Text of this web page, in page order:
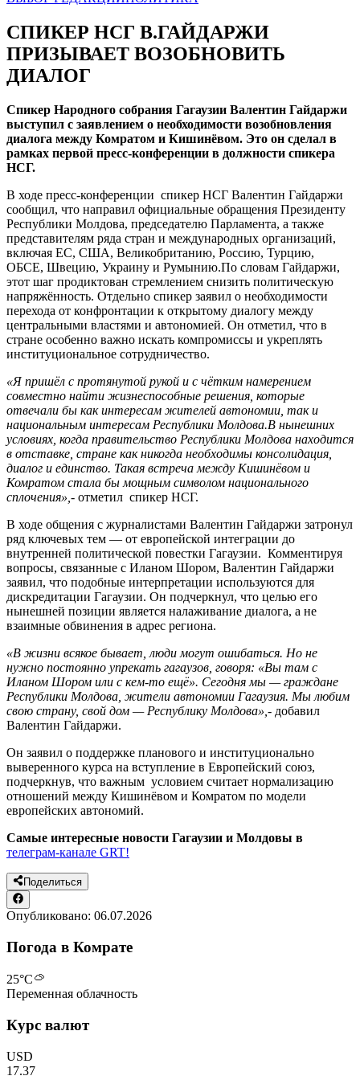
СПИКЕР НСГ В.ГАЙДАРЖИ
ПРИЗЫВАЕТ ВОЗОБНОВИТЬ
ДИАЛОГ
Спикер Народного собрания Гагаузии Валентин Гайдаржи
выступил с заявлением о необходимости возобновления
диалога между Комратом и Кишинёвом. Это он сделал в
рамках первой пресс-конференции в должности спикера
НСГ.
В ходе пресс-конференции спикер НСГ Валентин Гайдаржи
сообщил, что направил официальные обращения Президенту
Республики Молдова, председателю Парламента, а также
представителям ряда стран и международных организаций,
включая ЕС, США, Великобританию, Россию, Турцию,
ОБСЕ, Швецию, Украину и Румынию.По словам Гайдаржи,
этот шаг продиктован стремлением снизить политическую
напряжённость. Отдельно спикер заявил о необходимости
перехода от конфронтации к открытому диалогу между
центральными властями и автономией. Он отметил, что в
стране особенно важно искать компромиссы и укреплять
институциональное сотрудничество.
«Я пришёл с протянутой рукой и с чётким намерением
совместно найти жизнеспособные решения, которые
отвечали бы как интересам жителей автономии, так и
национальным интересам Республики Молдова.В нынешних
условиях, когда правительство Республики Молдова находится
в отставке, стране как никогда необходимы консолидация,
диалог и единство. Такая встреча между Кишинёвом и
Комратом стала бы мощным символом национального
сплочения»,- отметил спикер НСГ.
В ходе общения с журналистами Валентин Гайдаржи затронул
ряд ключевых тем — от европейской интеграции до
внутренней политической повестки Гагаузии. Комментируя
вопросы, связанные с Иланом Шором, Валентин Гайдаржи
заявил, что подобные интерпретации используются для
дискредитации Гагаузии. Он подчеркнул, что целью его
нынешней позиции является налаживание диалога, а не
взаимные обвинения в адрес региона.
«В жизни всякое бывает, люди могут ошибаться. Но не
нужно постоянно упрекать гагаузов, говоря: «Вы там с
Иланом Шором или с кем-то ещё». Сегодня мы — граждане
Республики Молдова, жители автономии Гагаузия. Мы любим
свою страну, свой дом — Республику Молдова»,- добавил
Валентин Гайдаржи.
Он заявил о поддержке планового и институционально
выверенного курса на вступление в Европейский союз,
подчеркнув, что важным условием считает нормализацию
отношений между Кишинёвом и Комратом по модели
европейских автономий.
Самые интересные новости Гагаузии и Молдовы в
телеграм-канале GRT!
Поделиться
Опубликовано: 06.07.2026
Погода в Комрате
25°C
Переменная облачность
Курс валют
USD
17.37